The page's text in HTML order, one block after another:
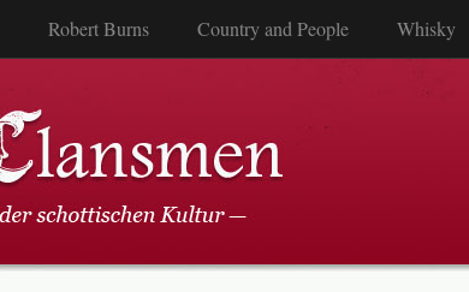
Robert Burns Country and People Whisky